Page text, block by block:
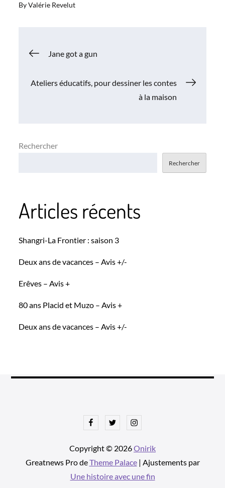
ByValérie Revelut
Navigation
de
Jane got a gun
Ateliers éducatifs, pour dessiner les contes
à la maison
Rechercher
Rechercher
Articles récents
Shangri-La Frontier : saison 3
Deux ans de vacances – Avis +/-
Erêves – Avis +
80 ans Placid et Muzo – Avis +
Deux ans de vacances – Avis +/-
FacebookTwitterInstagram
Copyright © 2026Onirik
Greatnews Pro deTheme Palace| Ajustements par
Une histoire avec une fin